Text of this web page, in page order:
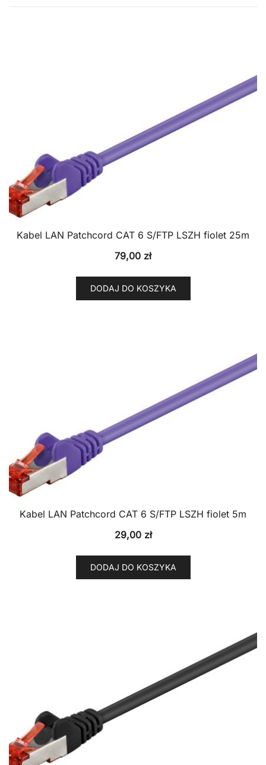
Kabel LAN Patchcord CAT 6 S/FTP LSZH fiolet 25m
79,00 zł
DODAJ DO KOSZYKA
Kabel LAN Patchcord CAT 6 S/FTP LSZH fiolet 5m
29,00 zł
DODAJ DO KOSZYKA